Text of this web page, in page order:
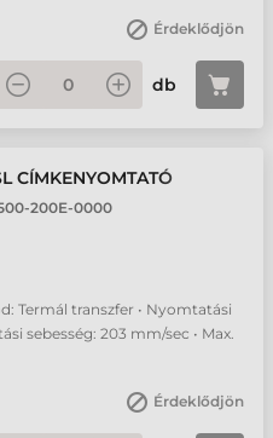
Érdeklődjön
db
CÍMKENYOMTATÓ
200E-0000
Termál transzfer • Nyomtatási
sebesség: 203 mm/sec • Max.
Érdeklődjön